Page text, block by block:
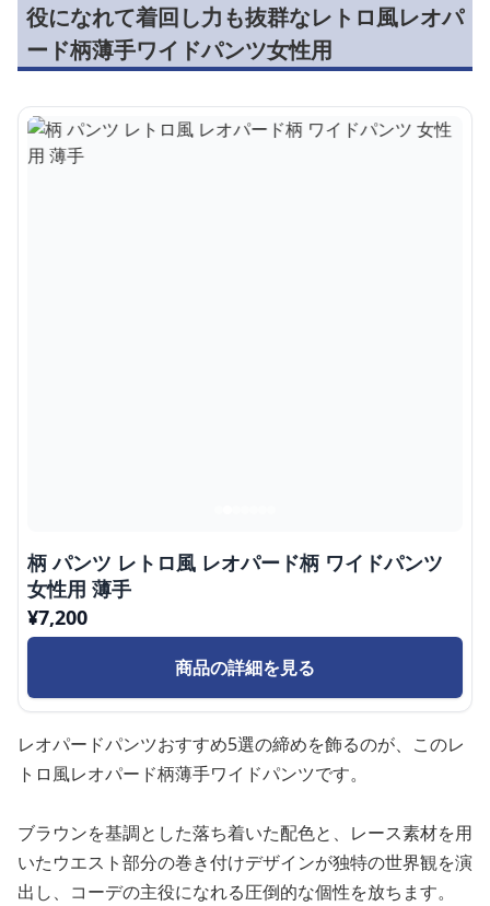
役になれて着回し力も抜群なレトロ風レオパ
ード柄薄手ワイドパンツ女性用
柄 パンツ レトロ風 レオパード柄 ワイドパンツ
女性用 薄手
¥7,200
商品の詳細を見る
レオパードパンツおすすめ5選の締めを飾るのが、このレ
トロ風レオパード柄薄手ワイドパンツです。
ブラウンを基調とした落ち着いた配色と、レース素材を用
いたウエスト部分の巻き付けデザインが独特の世界観を演
出し、コーデの主役になれる圧倒的な個性を放ちます。